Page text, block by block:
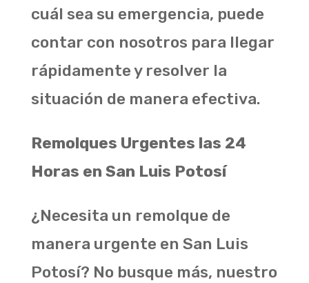
cuál sea su emergencia, puede
contar con nosotros para llegar
rápidamente y resolver la
situación de manera efectiva.
Remolques Urgentes las 24
Horas en San Luis Potosí
¿Necesita un remolque de
manera urgente en San Luis
Potosí? No busque más, nuestro